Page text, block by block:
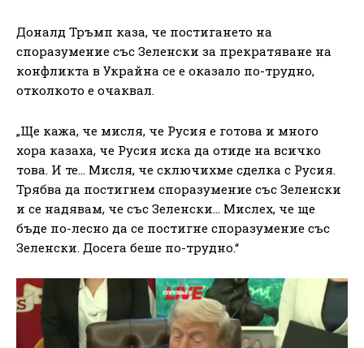
Доналд Тръмп каза, че постигането на
споразумение със Зеленски за прекратяване на
конфликта в Украйна се е оказало по-трудно,
отколкото е очаквал.
„Ще кажа, че мисля, че Русия е готова и много
хора казаха, че Русия иска да отиде на всичко
това. И те… Мисля, че сключихме сделка с Русия.
Трябва да постигнем споразумение със Зеленски
и се надявам, че със Зеленски… Мислех, че ще
бъде по-лесно да се постигне споразумение със
Зеленски. Досега беше по-трудно.“